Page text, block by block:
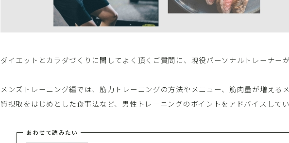
ダイエットとカラダづくりに関してよく頂くご質問に、現役パーソナルトレーナー
メンズトレーニング編では、筋力トレーニングの方法やメニュー、筋肉量が増える
質摂取をはじめとした食事法など、男性トレーニングのポイントをアドバイスして
あわせて読みたい